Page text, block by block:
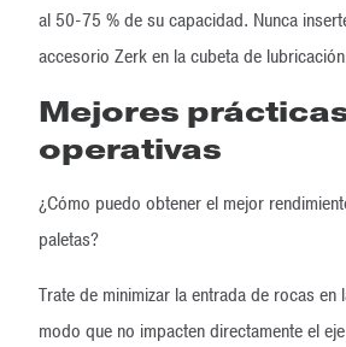
al 50-75 % de su capacidad. Nunca
accesorio Zerk en la cubeta de
Mejores
operativas
¿Cómo puedo obtener el mejor
paletas?
Trate de minimizar la entrada de rocas en
modo que no impacten directamente el